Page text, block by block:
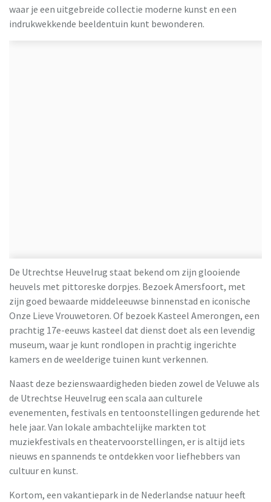
waar je een uitgebreide collectie moderne kunst en een
indrukwekkende beeldentuin kunt bewonderen.
De Utrechtse Heuvelrug staat bekend om zijn glooiende
heuvels met pittoreske dorpjes. Bezoek Amersfoort, met
zijn goed bewaarde middeleeuwse binnenstad en iconische
Onze Lieve Vrouwetoren. Of bezoek Kasteel Amerongen, een
prachtig 17e-eeuws kasteel dat dienst doet als een levendig
museum, waar je kunt rondlopen in prachtig ingerichte
kamers en de weelderige tuinen kunt verkennen.
Naast deze bezienswaardigheden bieden zowel de Veluwe als
de Utrechtse Heuvelrug een scala aan culturele
evenementen, festivals en tentoonstellingen gedurende het
hele jaar. Van lokale ambachtelijke markten tot
muziekfestivals en theatervoorstellingen, er is altijd iets
nieuws en spannends te ontdekken voor liefhebbers van
cultuur en kunst.
Kortom, een vakantiepark in de Nederlandse natuur heeft